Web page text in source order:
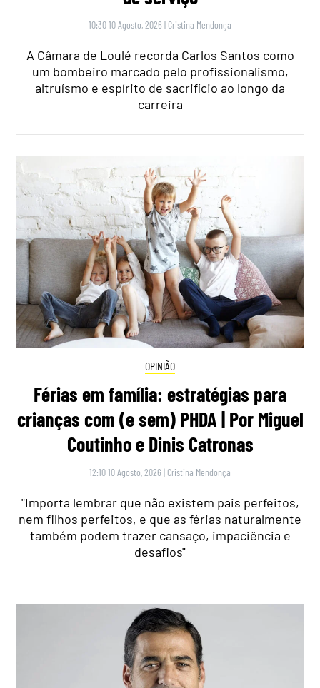
10:30 10 Agosto, 2026 | Cristina Mendonça
A Câmara de Loulé recorda Carlos Santos como
um bombeiro marcado pelo profissionalismo,
altruísmo e espírito de sacrifício ao longo da
carreira
OPINIÃO
Férias em família: estratégias para
crianças com (e sem) PHDA | Por Miguel
Coutinho e Dinis Catronas
12:10 10 Agosto, 2026 | Cristina Mendonça
"Importa lembrar que não existem pais perfeitos,
nem filhos perfeitos, e que as férias naturalmente
também podem trazer cansaço, impaciência e
desafios"